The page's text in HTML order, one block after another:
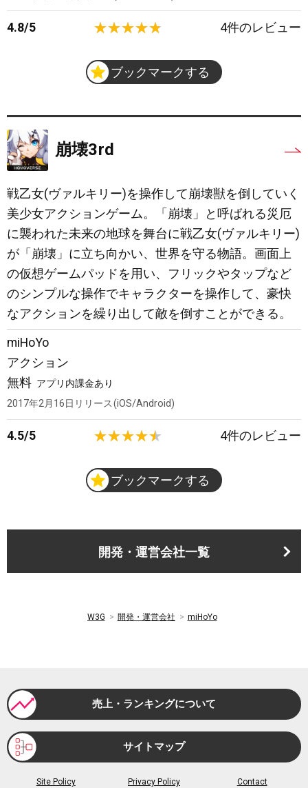
4.8/5 4件のレビュー
ブックマークする
崩壊3rd
戦乙女(ヴァルキリー)を操作して崩壊獣を倒していく
美少女アクションゲーム。「崩壊」と呼ばれる災厄
に襲われた未来の地球を舞台に戦乙女(ヴァルキリー)
が「崩壊」に立ち向かい、世界を守る物語。画面上
の仮想ゲームパッドを用い、フリックやタップなど
のシンプルな操作でキャラクターを操作して、豪快
なアクションを繰り出して敵を倒すことができる。
miHoYo
アクション
無料 アプリ内課金あり
2017年2月16日 リリース iOS/Android
4.5/5 4件のレビュー
ブックマークする
開発・運営会社一覧
W3G 開発・運営会社 miHoYo
売上・ランキングについて
サイトマップ
Site Policy Privacy Policy Contact